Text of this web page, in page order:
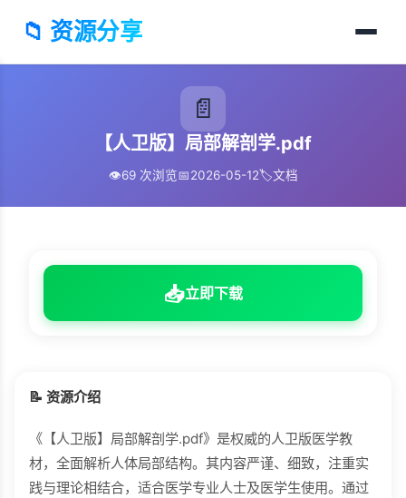
📁 资源分享
📄
【人卫版】局部解剖学.pdf
👁️69 次浏览📅2026-05-12🏷️文档
📥立即下载
📝 资源介绍
《【人卫版】局部解剖学.pdf》是权威的人卫版医学教
材，全面解析人体局部结构。其内容严谨、细致，注重实
践与理论相结合，适合医学专业人士及医学生使用。通过